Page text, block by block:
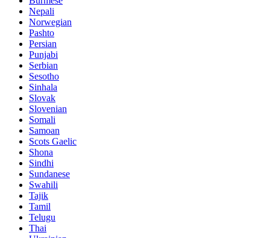
Nepali
Norwegian
Pashto
Persian
Punjabi
Serbian
Sesotho
Sinhala
Slovak
Slovenian
Somali
Samoan
Scots Gaelic
Shona
Sindhi
Sundanese
Swahili
Tajik
Tamil
Telugu
Thai